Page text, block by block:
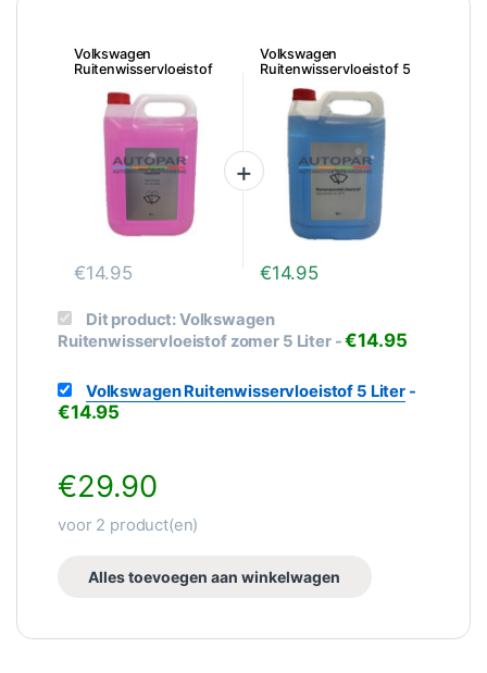
Volkswagen
Ruitenwisservloeistof
€14.95
Volkswagen
Ruitenwisservloeistof 5
€14.95
Dit product:Volkswagen
Ruitenwisservloeistof zomer 5 Liter-€14.95
Volkswagen Ruitenwisservloeistof 5 Liter-
€14.95
€29.90
voor 2 product(en)
Alles toevoegen aan winkelwagen